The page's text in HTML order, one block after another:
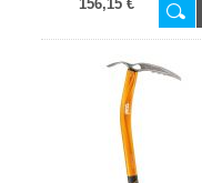
156,15 €